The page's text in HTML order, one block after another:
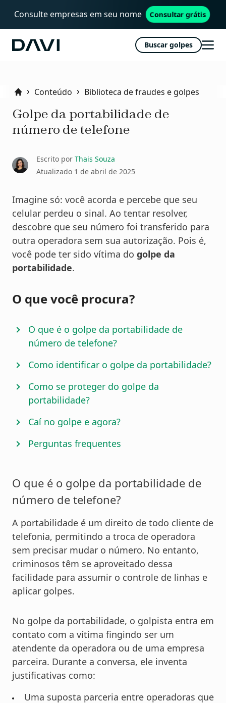
Consulte empresas em seu nome Consultar grátis
Davi Buscar golpes
Abrir
HomeConteúdo Biblioteca de fraudes e golpes
Golpe da portabilidade de
número de telefone
Escrito por Thais Souza
Atualizado 1 de abril de 2025
Imagine só: você acorda e percebe que seu
celular perdeu o sinal. Ao tentar resolver,
descobre que seu número foi transferido para
outra operadora sem sua autorização. Pois é,
você pode ter sido vítima do golpe da
portabilidade.
O que você procura?
O que é o golpe da portabilidade de
número de telefone?
Como identificar o golpe da portabilidade?
Como se proteger do golpe da
portabilidade?
Caí no golpe e agora?
Perguntas frequentes
O que é o golpe da portabilidade de
número de telefone?
A portabilidade é um direito de todo cliente de
telefonia, permitindo a troca de operadora
sem precisar mudar o número. No entanto,
criminosos têm se aproveitado dessa
facilidade para assumir o controle de linhas e
aplicar golpes.
No golpe da portabilidade, o golpista entra em
contato com a vítima fingindo ser um
atendente da operadora ou de uma empresa
parceira. Durante a conversa, ele inventa
justificativas como:
Uma suposta parceria entre operadoras que